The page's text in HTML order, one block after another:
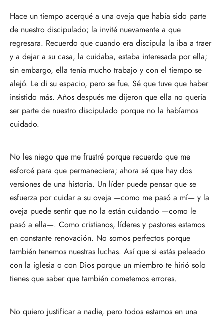
Hace un tiempo acerqué a una oveja que había sido parte
de nuestro discipulado; la invité nuevamente a que
regresara. Recuerdo que cuando era discípula la iba a traer
y a dejar a su casa, la cuidaba, estaba interesada por ella;
sin embargo, ella tenía mucho trabajo y con el tiempo se
alejó. Le di su espacio, pero se fue. Sé que tuve que haber
insistido más. Años después me dijeron que ella no quería
ser parte de nuestro discipulado porque no la habíamos
cuidado.
No les niego que me frustré porque recuerdo que me
esforcé para que permaneciera; ahora sé que hay dos
versiones de una historia. Un líder puede pensar que se
esfuerza por cuidar a su oveja —como me pasó a mí— y la
oveja puede sentir que no la están cuidando —como le
pasó a ella—. Como cristianos, líderes y pastores estamos
en constante renovación. No somos perfectos porque
también tenemos nuestras luchas. Así que si estás peleado
con la iglesia o con Dios porque un miembro te hirió solo
tienes que saber que también cometemos errores.
No quiero justificar a nadie, pero todos estamos en una